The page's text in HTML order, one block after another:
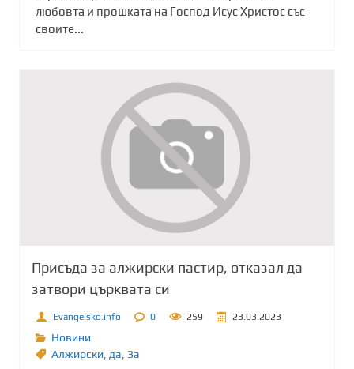
любовта и прошката на Господ Исус Христос със
своите...
Присъда за алжирски пастир, отказал да
затвори църквата си
Evangelsko.info 0 259 23.03.2023
Новини
Алжирски, да, Зa